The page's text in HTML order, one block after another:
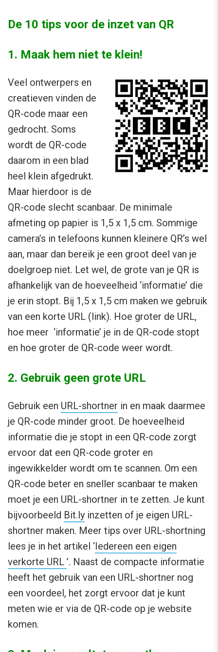
De 10 tips voor de inzet van QR
1. Maak hem niet te klein!
Veel ontwerpers en
creatieven vinden de
QR-code maar een
gedrocht. Soms
wordt de QR-code
daarom in een blad
heel klein afgedrukt.
Maar hierdoor is de
QR-code slecht scanbaar. De minimale
afmeting op papier is 1,5 x 1,5 cm. Sommige
camera’s in telefoons kunnen kleinere QR’s wel
aan, maar dan bereik je een groot deel van je
doelgroep niet. Let wel, de grote van je QR is
afhankelijk van de hoeveelheid ‘informatie’ die
je erin stopt. Bij 1,5 x 1,5 cm maken we gebruik
van een korte URL (link). Hoe groter de URL,
hoe meer ‘informatie’ je in de QR-code stopt
en hoe groter de QR-code weer wordt.
2. Gebruik geen grote URL
Gebruik een URL-shortner in en maak daarmee
je QR-code minder groot. De hoeveelheid
informatie die je stopt in een QR-code zorgt
ervoor dat een QR-code groter en
ingewikkelder wordt om te scannen. Om een
QR-code beter en sneller scanbaar te maken
moet je een URL-shortner in te zetten. Je kunt
bijvoorbeeld Bit.ly inzetten of je eigen URL-
shortner maken. Meer tips over URL-shortning
lees je in het artikel ‘Iedereen een eigen
verkorte URL ’. Naast de compacte informatie
heeft het gebruik van een URL-shortner nog
een voordeel, het zorgt ervoor dat je kunt
meten wie er via de QR-code op je website
komen.